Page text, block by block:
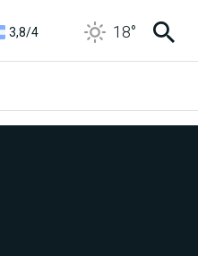
3,8/4
18°